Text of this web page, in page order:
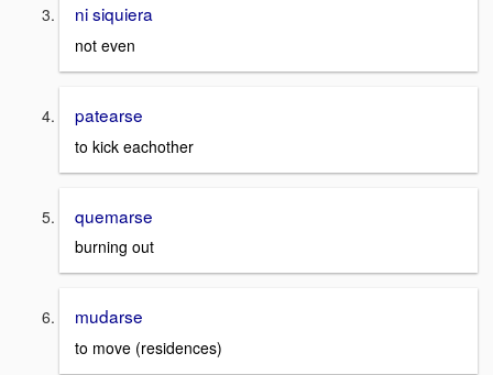
ni siquiera
not even
patearse
to kick eachother
quemarse
burning out
mudarse
to move (residences)